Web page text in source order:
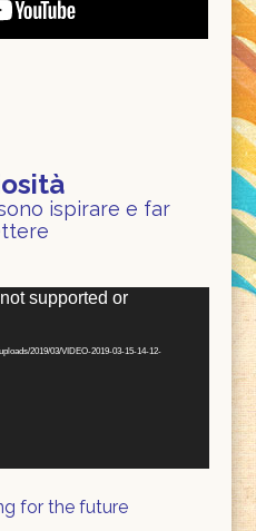
ispirare e far
supported or
2019/03/VIDEO-2019-03-15-14-12-
for the future